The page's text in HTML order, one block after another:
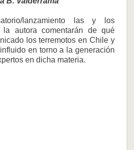
lanzamiento las y los
autora comentarán de qué
los terremotos en Chile y
en torno a la generación
en dicha materia.